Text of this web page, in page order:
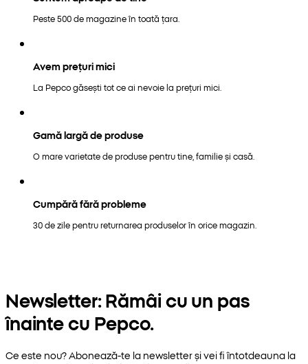
Peste 500 de magazine în toată țara.
Avem prețuri mici
La Pepco găsești tot ce ai nevoie la prețuri mici.
Gamă largă de produse
O mare varietate de produse pentru tine, familie și casă.
Cumpără fără probleme
30 de zile pentru returnarea produselor în orice magazin.
Newsletter: Rămâi cu un pas
înainte cu Pepco.
Ce este nou? Abonează-te la newsletter și vei fi întotdeauna la